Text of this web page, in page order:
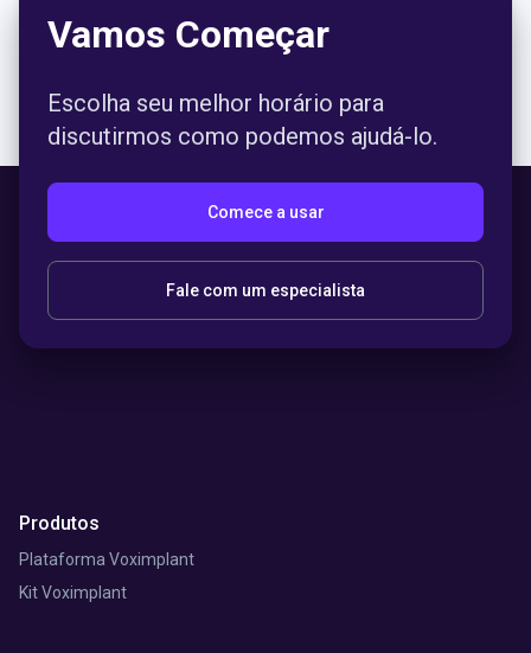
Vamos Começar
Escolha seu melhor horário para
discutirmos como podemos ajudá-lo.
Comece a usar
Fale com um especialista
Produtos
Plataforma Voximplant
Kit Voximplant